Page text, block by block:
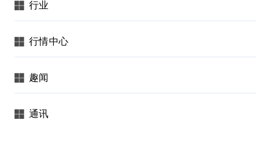
行业
行情中心
趣闻
通讯